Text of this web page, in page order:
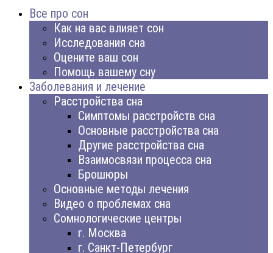
Все про сон
Как на вас влияет сон
Исследования сна
Оцените ваш сон
Помощь вашему сну
Заболевания и лечение
Расстройства сна
Симптомы расстройств сна
Основные расстройства сна
Другие расстройства сна
Взаимосвязи процесса сна
Брошюры
Основные методы лечения
Видео о проблемах сна
Сомнологические центры
г. Москва
г. Санкт-Петербург